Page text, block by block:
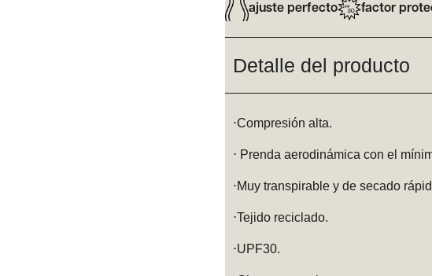
ajuste perfecto factor
Detalle del producto
⋅Compresión alta.
⋅ Prenda aerodinámica con el
⋅Muy transpirable y de secado
⋅Tejido reciclado.
⋅UPF30.